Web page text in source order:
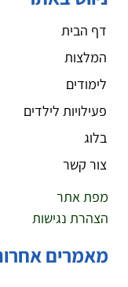
דף הבית
המלצות
לימודים
פעילויות לילדים
בלוג
צור קשר
מפת אתר
הצהרת נגישות
מאמרים